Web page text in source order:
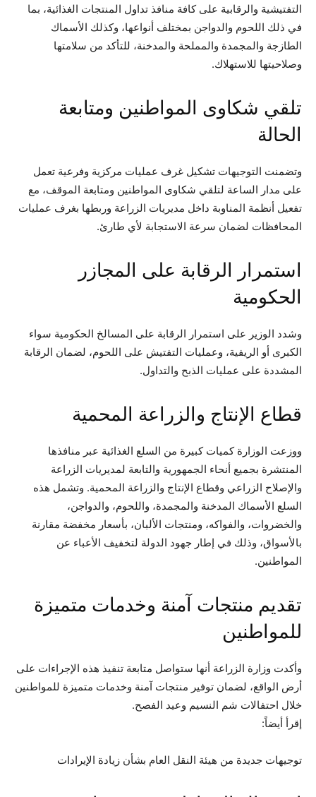
التفتيشية والرقابية على كافة منافذ تداول المنتجات الغذائية، بما
في ذلك اللحوم والدواجن بمختلف أنواعها، وكذلك الأسماك
الطازجة والمجمدة والمملحة والمدخنة، للتأكد من سلامتها
وصلاحيتها للاستهلاك.
تلقي شكاوى المواطنين ومتابعة
الحالة
وتضمنت التوجيهات تشكيل غرف عمليات مركزية وفرعية تعمل
على مدار الساعة لتلقي شكاوى المواطنين ومتابعة الموقف، مع
تفعيل أنظمة المناوبة داخل مديريات الزراعة وربطها بغرف عمليات
المحافظات لضمان سرعة الاستجابة لأي طارئ.
استمرار الرقابة على المجازر
الحكومية
وشدد الوزير على استمرار الرقابة على المسالخ الحكومية سواء
الكبرى أو الريفية، وعمليات التفتيش على اللحوم، لضمان الرقابة
المشددة على عمليات الذبح والتداول.
قطاع الإنتاج والزراعة المحمية
ووزعت الوزارة كميات كبيرة من السلع الغذائية عبر منافذها
المنتشرة بجميع أنحاء الجمهورية والتابعة لمديريات الزراعة
والإصلاح الزراعي وقطاع الإنتاج والزراعة المحمية. وتشمل هذه
السلع الأسماك المدخنة والمجمدة، واللحوم، والدواجن،
والخضروات، والفواكه، ومنتجات الألبان، بأسعار مخفضة مقارنة
بالأسواق، وذلك في إطار جهود الدولة لتخفيف الأعباء عن
المواطنين.
تقديم منتجات آمنة وخدمات متميزة
للمواطنين
وأكدت وزارة الزراعة أنها ستواصل متابعة تنفيذ هذه الإجراءات على
أرض الواقع، لضمان توفير منتجات آمنة وخدمات متميزة للمواطنين
خلال احتفالات شم النسيم وعيد الفصح.
إقرأ أيضاً:
توجيهات جديدة من هيئة النقل العام بشأن زيادة الإيرادات